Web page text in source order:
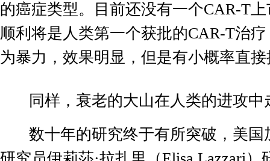
的癌症类型。目前还没有一个CAR-T上
顺利将是人类第一个获批的CAR-T治
为暴力，效果明显，但是有小概率直
同样，衰老的大山在人类的进攻中
数十年的研究终于有所突破，美国